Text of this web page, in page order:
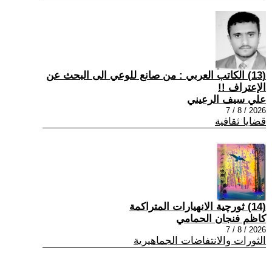
(13) الكاتب العربي : من صانع للوعي الى البحث عن
الإعتراف !!
علي سيف الرعيني
2026 / 8 / 7
قضايا ثقافية
(14) ثورچية الانهيارات المتراكمة
كاظم فنجان الحمامي
2026 / 8 / 7
الثورات والانتفاضات الجماهيرية